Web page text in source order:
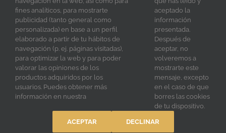
Copyright 2023 Cassanya | All Rights Reserved | Diseño y
Facebook YouTube
fines analíticos, para mostrarte
publicidad (tanto general como
personalizada) en base a un perfil
elaborado a partir de tu hábitos de
navegación (p. ej. páginas visitadas),
para optimizar la web y para poder
valorar las opiniones de los
productos adquiridos por los
usuarios. Puedes obtener más
información en nuestra
aceptado la
información
presentada.
Después de
aceptar, no
volveremos a
mostrarte este
mensaje, excepto
en el caso de que
borres las cookies
de tu dispositivo.
ACEPTAR DECLINAR